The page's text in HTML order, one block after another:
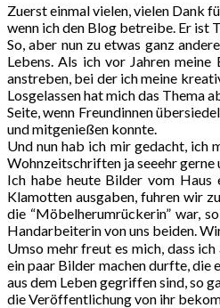
Zuerst einmal vielen, vielen Dank
wenn ich den Blog betreibe. Er ist
So, aber nun zu etwas ganz
Lebens. Als ich vor Jahren
anstreben, bei der ich meine
Losgelassen hat mich das Thema
Seite, wenn Freundinnen
und mitgenießen konnte.
Und nun hab ich mir gedacht, ich
Wohnzeitschriften ja seeehr gerne
Ich habe heute Bilder vom Haus
Klamotten ausgaben, fuhren wir
die “Möbelherumrückerin” war,
Handarbeiterin von uns beiden.
Umso mehr freut es mich, dass
ein paar Bilder machen durfte, die
aus dem Leben gegriffen sind, so
die Veröffentlichung von ihr